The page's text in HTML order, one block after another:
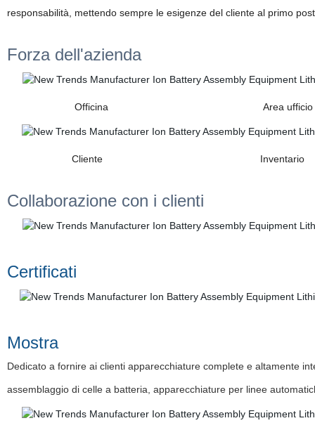
responsabilità, mettendo sempre le esigenze del cliente al primo
Forza dell'azienda
Officina Area ufficio
Cliente Inventario
Collaborazione con i clienti
Certificati
Mostra
Dedicato a fornire ai clienti apparecchiature complete e altamente
assemblaggio di celle a batteria, apparecchiature per linee